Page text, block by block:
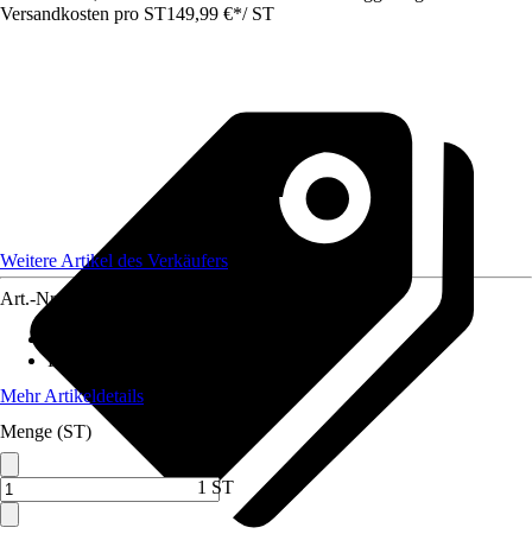
Versandkosten pro ST149,99 €*/ ST
Weitere Artikel des Verkäufers
Art.-Nr.
Funktionen
Mehr Artikeldetails
Menge (ST)
1 ST